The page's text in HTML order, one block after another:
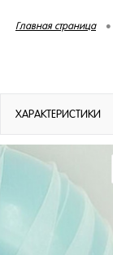
Главная страница •
ХАРАКТЕРИСТИКИ